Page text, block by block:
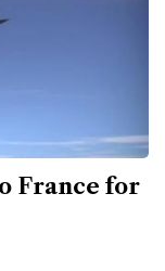
France for